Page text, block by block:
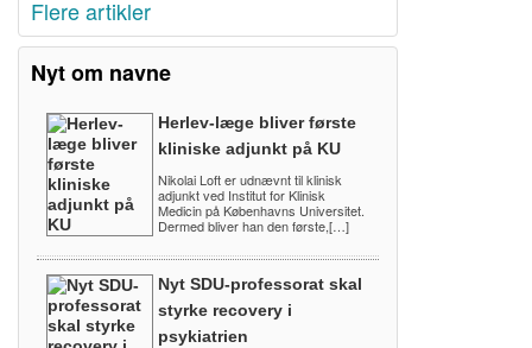
Flere artikler
Nyt om navne
Herlev-læge bliver første
kliniske adjunkt på KU
Nikolai Loft er udnævnt til klinisk
adjunkt ved Institut for Klinisk
Medicin på Københavns Universitet.
Dermed bliver han den første,[…]
Nyt SDU-professorat skal
styrke recovery i
psykiatrien